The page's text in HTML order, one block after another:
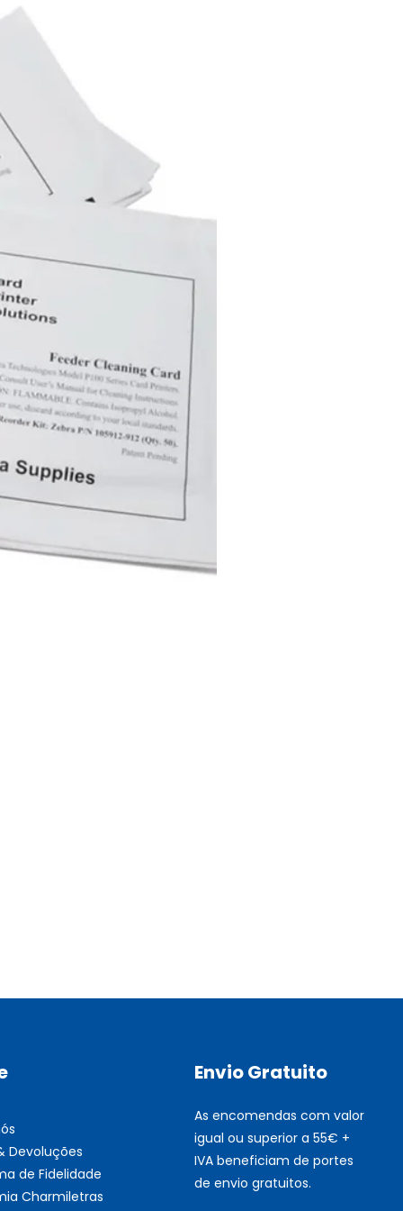
Devoluções
de Fidelidade
Charmiletras
Envio Gratuito
As encomendas com valor
igual ou superior a 55€ +
IVA beneficiam de portes
de envio gratuitos.